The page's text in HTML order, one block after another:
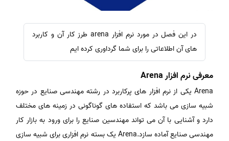
در این فصل در مورد نرم افزار arena طرز کار آن و کاربرد
های آن اطلاعاتی را برای شما گرداوری کرده ایم
معرفی نرم افزار Arena
Arena یکی از نرم افزار های پرکاربرد در رشته مهندسی صنایع در حوزه
شبیه سازی می باشد که استفاده های گوناگونی در زمینه های مختلف
دارد و آشنایی با آن می تواند مهندسین صنایع را برای ورود به بازار کار
مهندسی صنایع آماده سازد.Arena یک بسته نرم افزاری برای شبیه سازی